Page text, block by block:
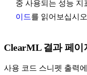
중 사용되는 성능 지
이드를 읽어보십시
ClearML 결과 페이
사용 코드 스니펫 출력